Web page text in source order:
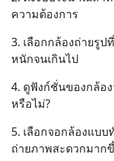
ความต้องการ
3. เลือกกล้องถ่ายรู
หนักจนเกินไป
4. ดูฟังก์ชั่นของกล้อ
หรือไม่?
5. เลือกจอกล้องแบ
ถ่ายภาพสะดวกมาก